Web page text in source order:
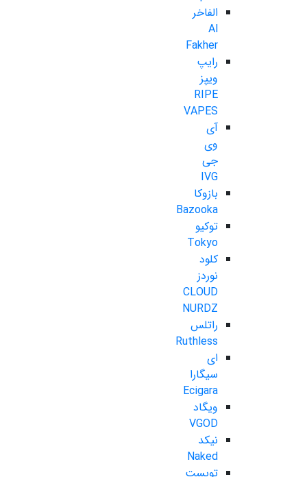
الفاخر
Al
Fakher
رایپ
ویپز
RIPE
VAPES
آی
وی
جی
IVG
بازوکا
Bazooka
توکیو
Tokyo
کلود
نوردز
CLOUD
NURDZ
راتلس
Ruthless
ای
سیگارا
Ecigara
ویگاد
VGOD
نیکد
Naked
تویست